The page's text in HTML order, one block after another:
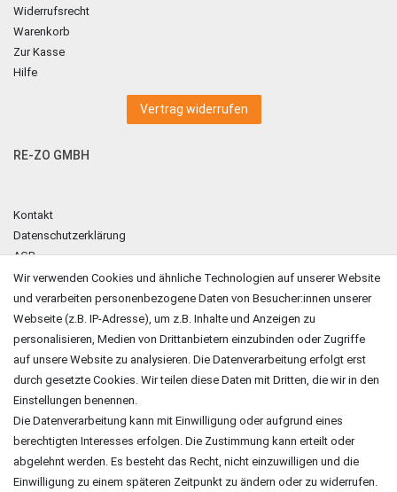
Widerrufsrecht
Warenkorb
Zur Kasse
Hilfe
Vertrag widerrufen
RE-ZO GMBH
Kontakt
Datenschutzerklärung
AGB
Impressum
ZAHLUNGSARTEN
Wir verwenden Cookies und ähnliche Technologien auf unserer Website
und verarbeiten personenbezogene Daten von Besucher:innen unserer
Webseite (z.B. IP-Adresse), um z.B. Inhalte und Anzeigen zu
personalisieren, Medien von Drittanbietern einzubinden oder Zugriffe
auf unsere Website zu analysieren. Die Datenverarbeitung erfolgt erst
durch gesetzte Cookies. Wir teilen diese Daten mit Dritten, die wir in den
Einstellungen benennen.
Die Datenverarbeitung kann mit Einwilligung oder aufgrund eines
berechtigten Interesses erfolgen. Die Zustimmung kann erteilt oder
abgelehnt werden. Es besteht das Recht, nicht einzuwilligen und die
Einwilligung zu einem späteren Zeitpunkt zu ändern oder zu widerrufen.